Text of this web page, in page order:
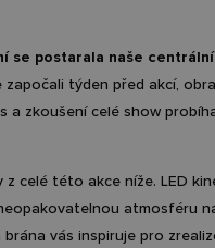
se postarala naše
započali týden před akcí,
a zkoušení celé show
celé této akce níže. LED
atmosféru
vás inspiruje pro